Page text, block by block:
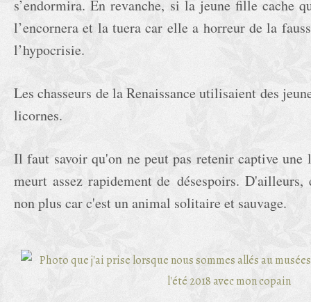
s’endormira. En revanche, si la jeune fille cache
l’encornera et la tuera car elle a horreur de la
l’hypocrisie.
Les chasseurs de la Renaissance utilisaient des
licornes.
Il faut savoir qu'on ne peut pas retenir captive
meurt assez rapidement dedésespoirs.
non plus car c'est un animal solitaire et sauvage.